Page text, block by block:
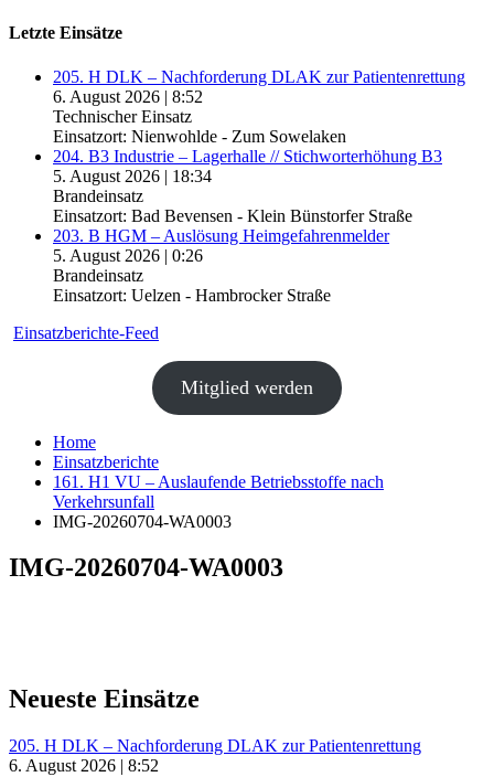
Letzte Einsätze
205. H DLK – Nachforderung DLAK zur Patientenrettung
6. August 2026 | 8:52
Technischer Einsatz
Einsatzort: Nienwohlde - Zum Sowelaken
204. B3 Industrie – Lagerhalle // Stichworterhöhung B3
5. August 2026 | 18:34
Brandeinsatz
Einsatzort: Bad Bevensen - Klein Bünstorfer Straße
203. B HGM – Auslösung Heimgefahrenmelder
5. August 2026 | 0:26
Brandeinsatz
Einsatzort: Uelzen - Hambrocker Straße
Einsatzberichte-Feed
Mitglied werden
Home
Einsatzberichte
161. H1 VU – Auslaufende Betriebsstoffe nach
Verkehrsunfall
IMG-20260704-WA0003
IMG-20260704-WA0003
Neueste Einsätze
205. H DLK – Nachforderung DLAK zur Patientenrettung
6. August 2026 | 8:52